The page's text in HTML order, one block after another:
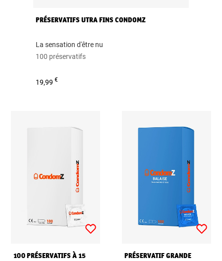
PRÉSERVATIFS UTRA FINS CONDOMZ
La sensation d'être nu
100 préservatifs
19,99€
100 PRÉSERVATIFS À 15
PRÉSERVATIF GRANDE